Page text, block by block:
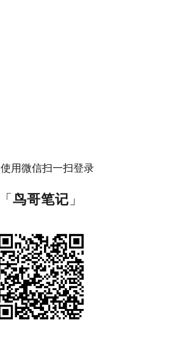
使用微信扫一扫登录
「鸟哥笔记 」